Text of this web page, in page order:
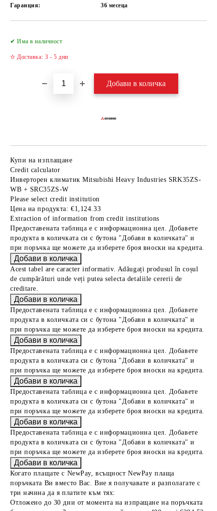
Гаранция:
36 месеца
✔ Има в наличност
✫ Доставка: 3 - 5 дни
Купи на изплащане
Credit calculator
Инверторен климатик Mitsubishi Heavy Industries SRK35ZS-
WВ + SRC35ZS-W
Please select credit institution
Цена на продукта: €1,124.33
Extraction of information from credit institutions
Предоставената таблица е с информационна цел. Добавете
продукта в количката си с бутона "Добави в количката" и
при поръчка ще можете да изберете броя вноски на кредита.
Acest tabel are caracter informativ. Adăugați produsul în coșul
de cumpărături unde veți putea selecta detaliile cererii de
creditare.
Предоставената таблица е с информационна цел. Добавете
продукта в количката си с бутона "Добави в количката" и
при поръчка ще можете да изберете броя вноски на кредита.
Предоставената таблица е с информационна цел. Добавете
продукта в количката си с бутона "Добави в количката" и
при поръчка ще можете да изберете броя вноски на кредита.
Предоставената таблица е с информационна цел. Добавете
продукта в количката си с бутона "Добави в количката" и
при поръчка ще можете да изберете броя вноски на кредита.
Предоставената таблица е с информационна цел. Добавете
продукта в количката си с бутона "Добави в количката" и
при поръчка ще можете да изберете броя вноски на кредита.
Когато плащате с NewPay, всъщност NewPay плаща
поръчката Ви вместо Вас. Вие я получавате и разполагате с
три начина да я платите към тях:
Отложено до 30 дни от момента на изпращане на поръчката